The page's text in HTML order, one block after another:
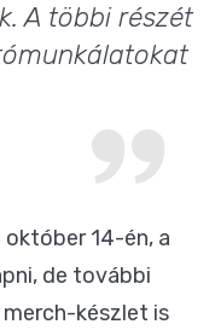
A többi részét
október 14-én, a
de további
készlet is